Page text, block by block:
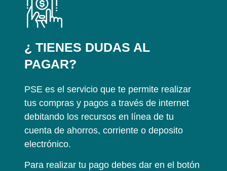
¿ TIENES DUDAS AL
PAGAR?
PSE es el servicio que te permite realizar
tus compras y pagos a través de internet
debitando los recursos en línea de tu
cuenta de ahorros, corriente o deposito
electrónico.
Para realizar tu pago debes dar en el botón